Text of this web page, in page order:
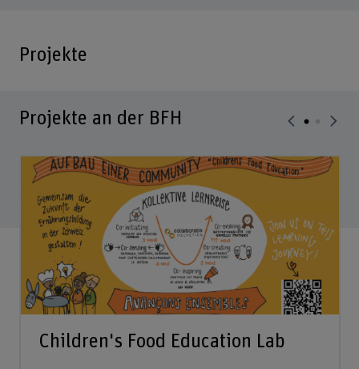
Projekte
Projekte an der BFH
Children's Food Education Lab